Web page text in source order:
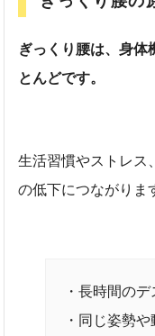
ぎっくり腰は、身体
とんどです。
生活習慣やストレス
の低下につながりま
・長時間の
・同じ姿勢